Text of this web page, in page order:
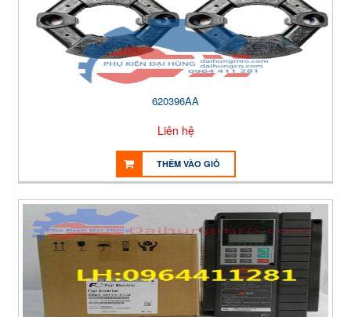
620396AA
Liên hệ
THÊM VÀO GIỎ